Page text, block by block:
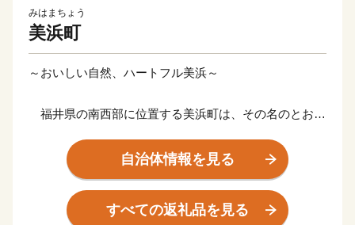
みはまちょう
美浜町
～おいしい自然、ハートフル美浜～
福井県の南西部に位置する美浜町は、その名のとおり
の澄んだ水と、きめ細やかな白い砂浜が広がり、「日本
の水浴場88選」に選ばれています。また、「三方五湖」
は若狭湾国定公園を代表する景勝地で、平成17年にラム
サール条約登録湿地に認定されました。
自治体情報を見る
すべての返礼品を見る